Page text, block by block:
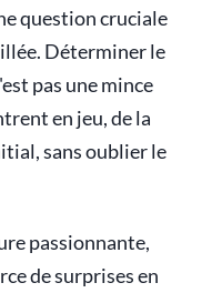
question cruciale
Déterminer le
pas une mince
en jeu, de la
sans oublier le
passionnante,
de surprises en